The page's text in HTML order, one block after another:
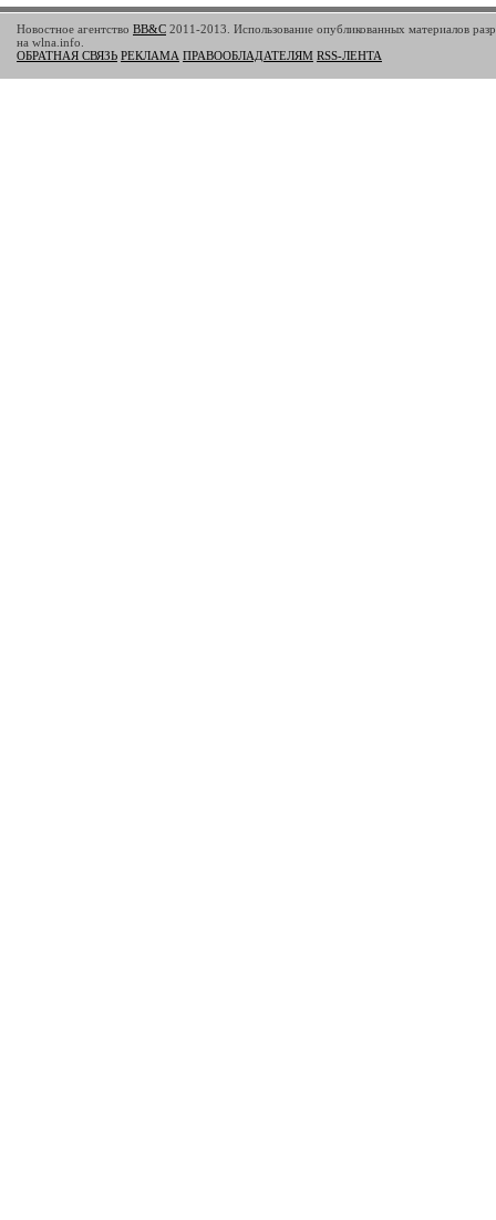
Новостное агентство BB&C 2011-2013. Использование опубликованных материалов
на wlna.info.
ОБРАТНАЯ СВЯЗЬ РЕКЛАМА ПРАВООБЛАДАТЕЛЯМ RSS-ЛЕНТА